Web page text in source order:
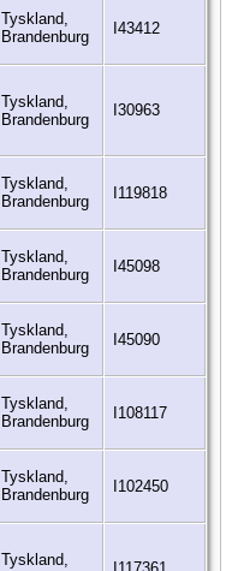
Tyskland,
Brandenburg
I43412
Tyskland,
Brandenburg
I30963
Tyskland,
Brandenburg
I119818
Tyskland,
Brandenburg
I45098
Tyskland,
Brandenburg
I45090
Tyskland,
Brandenburg
I108117
Tyskland,
Brandenburg
I102450
Tyskland,